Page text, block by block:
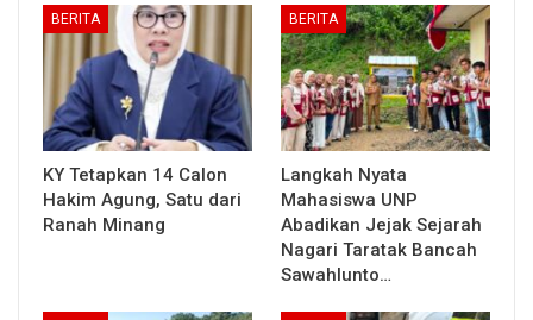
BERITA
KY Tetapkan 14 Calon
Hakim Agung, Satu dari
Ranah Minang
BERITA
Langkah Nyata
Mahasiswa UNP
Abadikan Jejak Sejarah
Nagari Taratak Bancah
Sawahlunto…